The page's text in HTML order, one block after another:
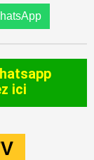
ici